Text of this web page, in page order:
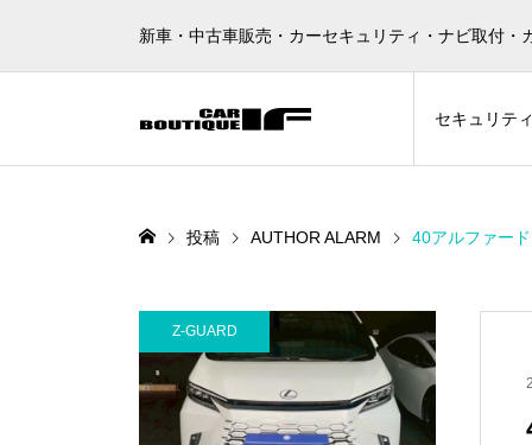
新車・中古車販売・カーセキュリティ・ナビ取付
セキュリテ
投稿 AUTHOR ALARM 40アルファー